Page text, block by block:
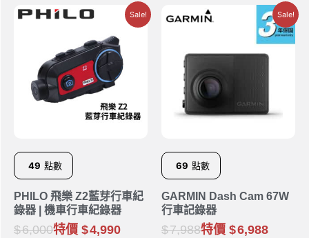
Sale!
49 點數
PHILO 飛樂 Z2藍芽行車紀
錄器 | 機車行車紀錄器
6,000特價 4,990
Sale!
69 點數
GARMIN Dash Cam 67W
行車記錄器
7,988特價 6,988